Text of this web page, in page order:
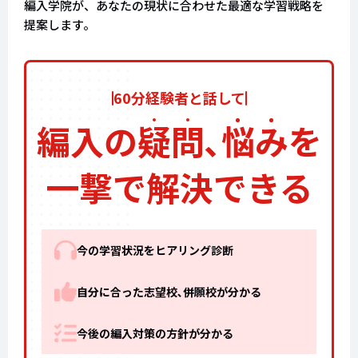
編入学院が、あなたの現状に合わせた最適な学習戦略を
提案します。
60分経験者と話して
編入の疑問､悩みを
一撃で解決できる
今の学習状況をヒアリング診断
自分に合った志望校､併願校が分かる
今後の編入対策の方針が分かる